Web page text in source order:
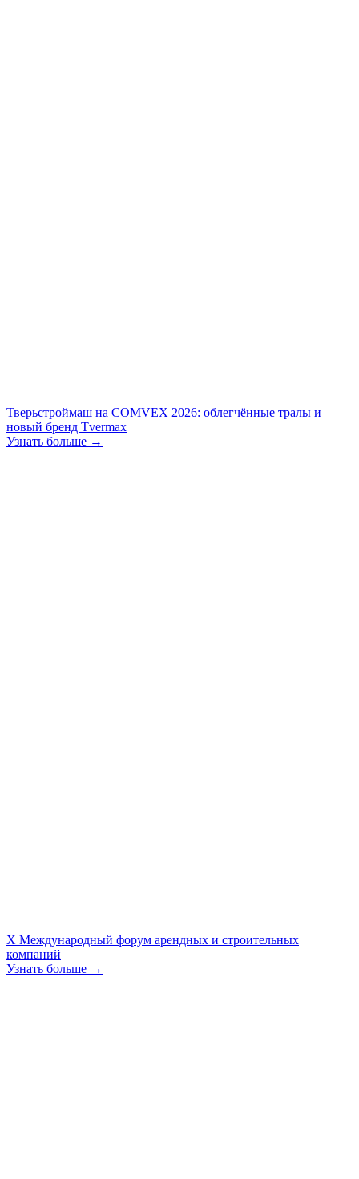
Тверьстроймаш на COMVEX 2026: облегчённые тралы и
новый бренд Tvermax
Узнать больше →
X Международный форум арендных и строительных
компаний
Узнать больше →